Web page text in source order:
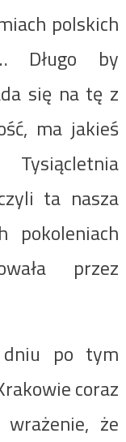
polskich
Długo by
się na tę z
ma jakieś
ta nasza
pokoleniach
przez
po tym
coraz
że